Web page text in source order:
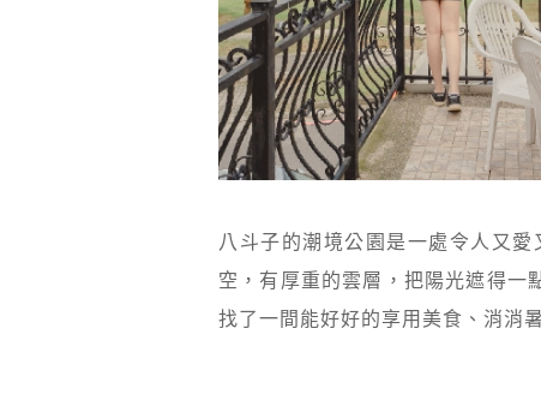
八斗子的潮境公園是一處令人又
空，有厚重的雲層，把陽光遮得一
找了一間能好好的享用美食、消消